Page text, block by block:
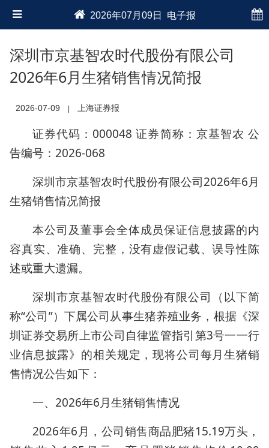
2026年07月09日 电子报
深圳市京基智农时代股份有限公司
2026年6月生猪销售情况简报
2026-07-09 上海证券报
证券代码：000048 证券简称：京基智农 公
告编号：2026-068
深圳市京基智农时代股份有限公司2026年6月
生猪销售情况简报
本公司及董事会全体成员保证信息披露的内
容真实、准确、完整，没有虚假记载、误导性陈
述或重大遗漏。
深圳市京基智农时代股份有限公司（以下简
称“公司”）下属公司从事生猪养殖业务，根据《深
圳证券交易所上市公司自律监管指引第3号一一行
业信息披露》的相关规定，现将公司每月生猪销
售情况公告如下：
一、2026年6月生猪销售情况
2026年6月，公司销售商品肥猪15.19万头，